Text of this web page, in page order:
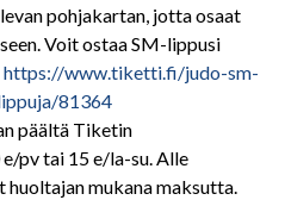
pohjakartan, jotta osaat
Voit ostaa SM-lippusi
https://www.tiketti.fi/judo-sm-
81364
päältä Tiketin
pv tai 15 e/la-su. Alle
huoltajan mukana maksutta.